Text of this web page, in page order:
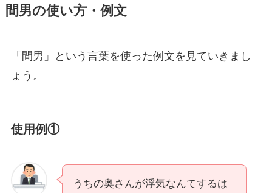
間男の使い方・例文
「間男」という言葉を使った例文を見ていきまし
ょう。
使用例①
うちの奥さんが浮気なんてするは